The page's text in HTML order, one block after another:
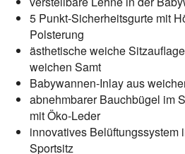
5 Punkt-Sicherheitsgurte mit
Polsterung
ästhetische weiche
weichen Samt
Babywannen-Inlay aus
abnehmbarer Bauchbügel im
mit Öko-Leder
innovatives Belüftungssystem
Sportsitz